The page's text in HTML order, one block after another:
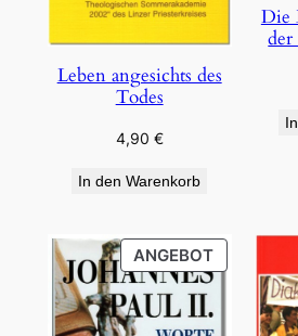
Leben angesichts des
Todes
4,90 €
In den Warenkorb
Die
der
ANGEBOTPRODUKT
IM
ANGEBOT